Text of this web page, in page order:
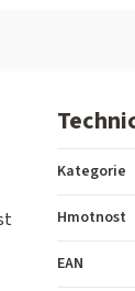
Kategorie
Hmotnost
EAN